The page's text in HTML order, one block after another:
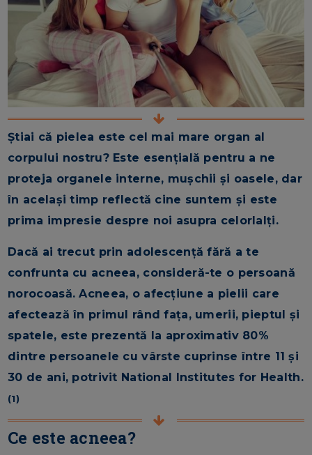
Știai că pielea este cel mai mare organ al
corpului nostru? Este esențială pentru a ne
proteja organele interne, mușchii și oasele, dar
în același timp reflectă cine suntem și este
prima impresie despre noi asupra celorlalți.
Dacă ai trecut prin adolescență fără a te
confrunta cu acneea, consideră-te o persoană
norocoasă. Acneea, o afecțiune a pielii care
afectează în primul rând fața, umerii, pieptul și
spatele, este prezentă la aproximativ 80%
dintre persoanele cu vârste cuprinse între 11 și
30 de ani, potrivit National Institutes for Health.
(1)
Ce este acneea?